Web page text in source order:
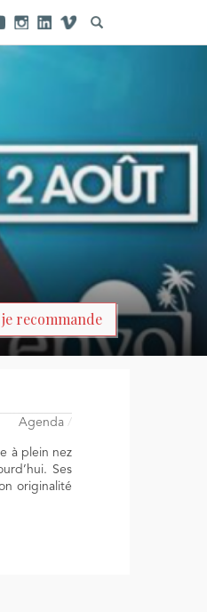
je recommande
Agenda /
à plein nez
Ses
originalité